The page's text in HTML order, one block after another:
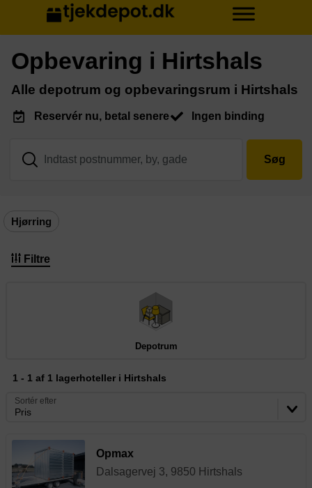
Opbevaring i Hirtshals
Alle depotrum og opbevaringsrum i Hirtshals
Reservér nu, betal senere Ingen binding
Søg
Hjørring
Filtre
Depotrum
1 - 1 af 1 lagerhoteller i Hirtshals
Pris
Sortér efter
Opmax
Dalsagervej 3, 9850 Hirtshals